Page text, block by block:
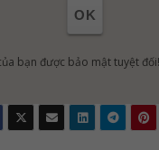
OK
bạn được bảo mật tuyệt đối!